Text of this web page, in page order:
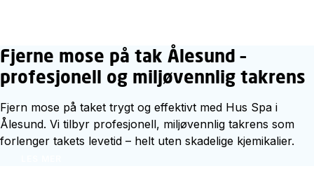
Fjerne mose på tak Ålesund –
profesjonell og miljøvennlig takrens
Fjern mose på taket trygt og effektivt med Hus Spa i
Ålesund. Vi tilbyr profesjonell, miljøvennlig takrens som
forlenger takets levetid – helt uten skadelige kjemikalier.